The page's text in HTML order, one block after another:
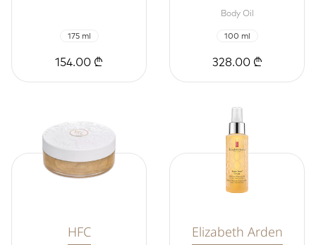
175 ml
154.00 ₾
Body Oil
100 ml
328.00 ₾
HFC Elizabeth Arden